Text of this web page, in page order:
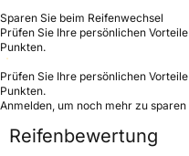
Sparen Sie beim Reifenwechsel
Prüfen Sie Ihre persönlichen
Punkten.
Prüfen Sie Ihre persönlichen
Punkten.
Anmelden, um noch mehr zu sparen
Reifenbewertung